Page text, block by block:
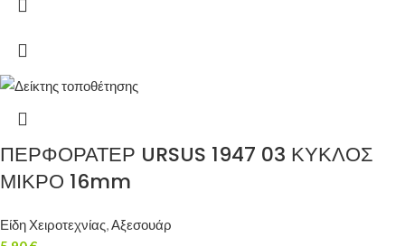
ΠΕΡΦΟΡΑΤΕΡ URSUS 1947 03 ΚΥΚΛΟΣ
ΜΙΚΡΟ 16mm
Είδη Χειροτεχνίας,Αξεσουάρ